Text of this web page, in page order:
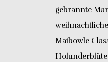
gebrannte
Maibowle